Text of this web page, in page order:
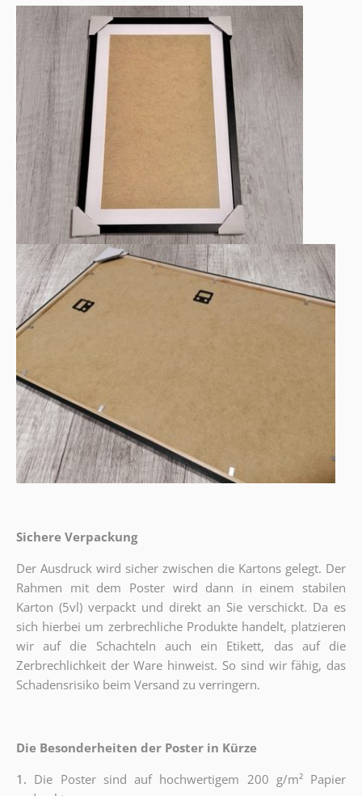
Sichere Verpackung
Der Ausdruck wird sicher zwischen die Kartons gelegt. Der
Rahmen mit dem Poster wird dann in einem stabilen
Karton (5vl) verpackt und direkt an Sie verschickt. Da es
sich hierbei um zerbrechliche Produkte handelt, platzieren
wir auf die Schachteln auch ein Etikett, das auf die
Zerbrechlichkeit der Ware hinweist. So sind wir fähig, das
Schadensrisiko beim Versand zu verringern.
Die Besonderheiten der Poster in Kürze
1. Die Poster sind auf hochwertigem 200 g/m² Papier